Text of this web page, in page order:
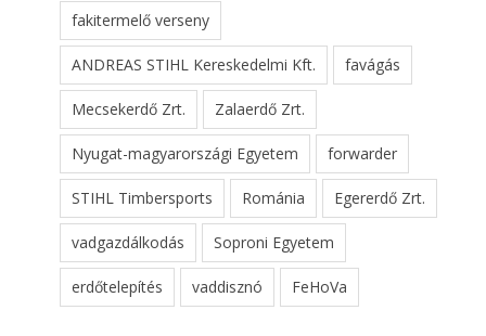
fakitermelő verseny
ANDREAS STIHL Kereskedelmi Kft. favágás
Mecsekerdő Zrt. Zalaerdő Zrt.
Nyugat-magyarországi Egyetem forwarder
STIHL Timbersports Románia Egererdő Zrt.
vadgazdálkodás Soproni Egyetem
erdőtelepítés vaddisznó FeHoVa